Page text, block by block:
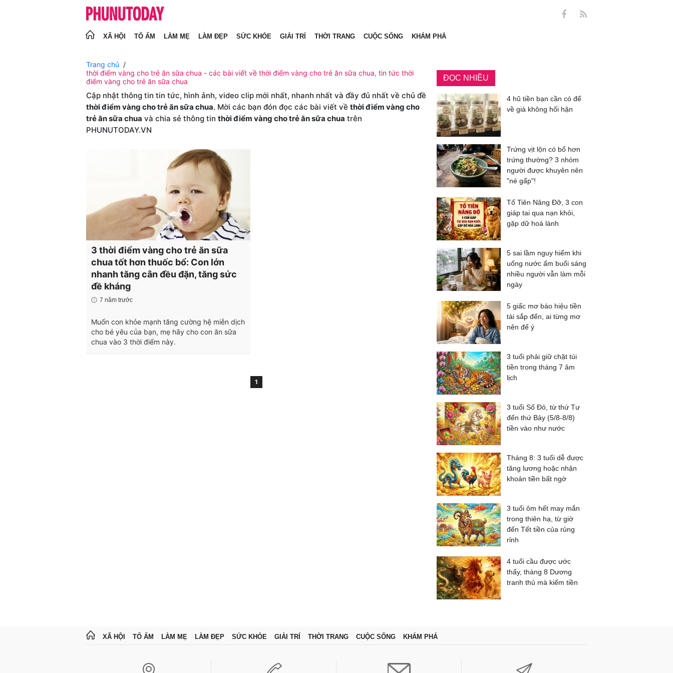
XÃ HỘI TỔ ẤM LÀM MẸ LÀM ĐẸP SỨC KHỎE GIẢI TRÍ THỜI TRANG CUỘC SỐNG KHÁM PHÁ
Trang chủ
thời điểm vàng cho trẻ ăn sữa chua - các bài viết về thời điểm vàng cho trẻ ăn sữa chua, tin tức thời
điểm vàng cho trẻ ăn sữa chua
Cập nhật thông tin tin tức, hình ảnh, video clip mới nhất, nhanh nhất và đầy đủ nhất về chủ đề
thời điểm vàng cho trẻ ăn sữa chua. Mời các bạn đón đọc các bài viết về thời điểm vàng cho
trẻ ăn sữa chua và chia sẻ thông tin thời điểm vàng cho trẻ ăn sữa chua trên
PHUNUTODAY.VN
3 thời điểm vàng cho trẻ ăn sữa
chua tốt hơn thuốc bổ: Con lớn
nhanh tăng cân đều đặn, tăng sức
đề kháng
7 năm trước
Muốn con khỏe mạnh tăng cường hệ miễn dịch
cho bé yêu của bạn, mẹ hãy cho con ăn sữa
chua vào 3 thời điểm này.
1
ĐỌC NHIỀU
4 hũ tiền bạn cần có để
về già không hối hận
Trứng vịt lộn có bổ hơn
trứng thường? 3 nhóm
người được khuyên nên
"né gấp"!
Tổ Tiên Nâng Đỡ, 3 con
giáp tai qua nạn khỏi,
gặp dữ hoá lành
5 sai lầm nguy hiểm khi
uống nước ấm buổi sáng
nhiều người vẫn làm mỗi
ngày
5 giấc mơ báo hiệu tiền
tài sắp đến, ai từng mơ
nên để ý
3 tuổi phải giữ chặt túi
tiền trong tháng 7 âm
lịch
3 tuổi Số Đỏ, từ thứ Tư
đến thứ Bảy (5/8-8/8)
tiền vào như nước
Tháng 8: 3 tuổi dễ được
tăng lương hoặc nhận
khoản tiền bất ngờ
3 tuổi ôm hết may mắn
trong thiên hạ, từ giờ
đến Tết tiền của rủng
rỉnh
4 tuổi cầu được ước
thấy, tháng 8 Dương
tranh thủ mà kiếm tiền
XÃ HỘI TỔ ẤM LÀM MẸ LÀM ĐẸP SỨC KHỎE GIẢI TRÍ THỜI TRANG CUỘC SỐNG KHÁM PHÁ